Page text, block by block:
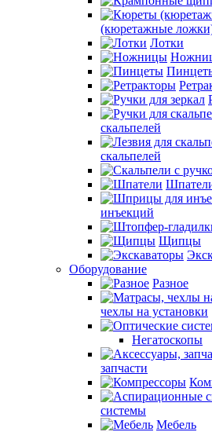
(кюретажные
Лотки
скальпелей
скальпелей
инъекций
Щипцы
Оборудование
Разное
чехлы на установки
Негатоскопы
запчасти
системы
Мебель